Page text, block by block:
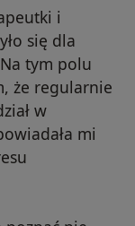
i
się dla
tym polu
że regularnie
w
mi